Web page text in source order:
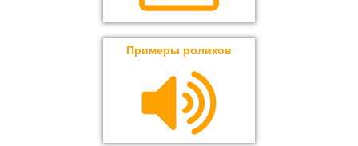
Примеры роликов